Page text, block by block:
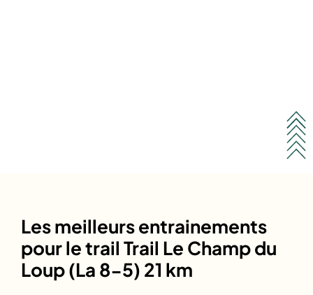
Les meilleurs entrainements
pour le trail Trail Le Champ du
Loup (La 8-5) 21 km